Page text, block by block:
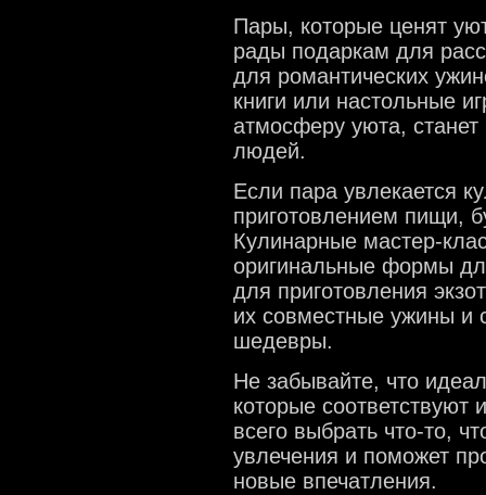
Пары, которые ценят
рады подаркам для
для романтических
книги или настольные
атмосферу уюта,
людей.
Если пара увлекается
приготовлением пищи,
Кулинарные мастер-
оригинальные формы
для приготовления
их совместные ужины и
шедевры.
Не забывайте, что
которые
всего выбрать что-то,
увлечения и поможет
новые впечатления.